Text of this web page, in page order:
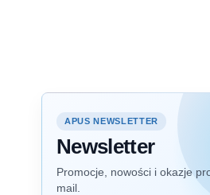
APUS NEWSLETTER
Newsletter
Promocje, nowości i okazje
mail.